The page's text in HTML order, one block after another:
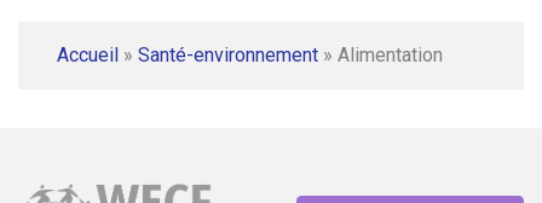
Accueil » Santé-environnement » Alimentation